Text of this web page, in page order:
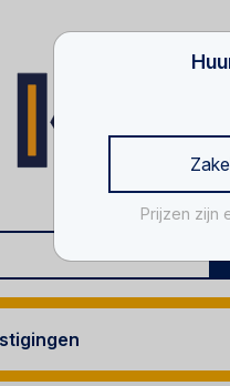
Prijzen zijn